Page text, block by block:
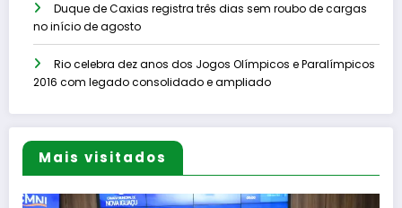
Duque de Caxias registra três dias sem roubo de cargas
no início de agosto
Rio celebra dez anos dos Jogos Olímpicos e Paralímpicos
2016 com legado consolidado e ampliado
Mais visitados